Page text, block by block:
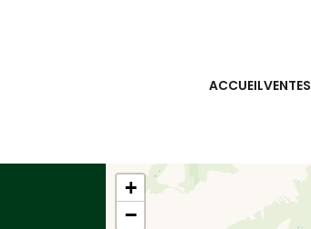
ACCUEILVENTES
+
−